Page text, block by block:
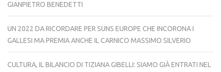
GIANPIETRO BENEDETTI
UN 2022 DA RICORDARE PER SUNS EUROPE CHE INCORONA I
GALLESI MA PREMIA ANCHE IL CARNICO MASSIMO SILVERIO
CULTURA, IL BILANCIO DI TIZIANA GIBELLI: SIAMO GIÀ ENTRATI NEL